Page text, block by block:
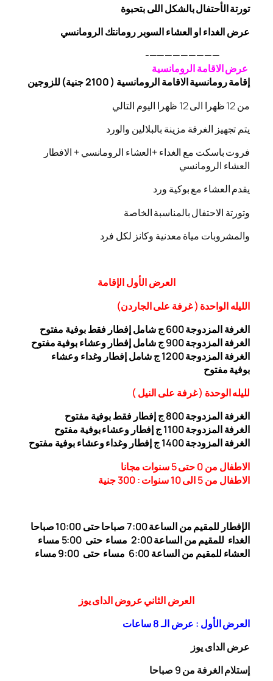
تورتة الأحتفال بالشكل اللى بتحبوة
عرض الغداء او العشاء السوبر رومانتك الرومانسي
—————————-
عرض الاقامة الرومانسية
إقامة رومانسية الاقامة الرومانسية ( 2100 جنية) للزوجين
من 12 ظهرا الى 12 ظهرا اليوم التالي
يتم تجهيز الغرفة مزينة بالبلالين والورد
فروت باسكت مع الغداء +العشاء الرومانسي + الافطار
العشاء الرومانسي
يقدم العشاء مع بوكية ورد
وتورتة الاحتفال بالمناسبة الخاصة
والمشروبات مياة معدنية وكانز لكل فرد
العرضالأولالإقامة
الليله الواحدة ( غرفة على الجاردن)
الغرفة المزدوجة
600 ج شامل إفطار فقط بوفية مفتوح
الغرفة المزدوجة 900 ج شامل إفطار وعشاء بوفية مفتوح
الغرفة المزدوجة 1200 ج شامل إفطار وغداء وعشاء
بوفيةمفتوح
لليله الوحدة (غرفة على النيل)
الغرفة المزدوجة
800
ج إفطار فقط بوفية مفتوح
الغرفة المزدوجة 1
100 ج إفطار وعشاء بوفية مفتوح
الغرفة المزودجة 1
400 ج إفطار وغداء وعشاء بوفية مفتوح
الاطفال من 0 حتى 5 سنوات مجانا
الاطفال من 5 الى 10 سنوات : 300
جنية
الإفطار للمقيم من الساعة 7:00 صباحا حتى 10:00
صباحا
الغداء للمقيم من الساعة 2:00 مساء حتى
5:00 مساء
العشاء للمقيم من الساعة 6:00 مساء حتى 9:00 مساء
العرض الثاني عروض الداى يوز
العرض الأول : عرض الـ 8 ساعات
عرض الداى يوز
إستلام الغرفة من 9 صباحا